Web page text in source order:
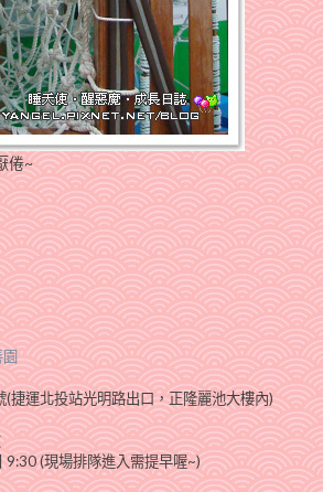
倦~
園
捷運北投站光明路出口，正隆麗池大樓內)
9:30 (現場排隊進入需提早喔~)